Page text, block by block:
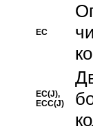
EC
EC(J),
ECC(J)